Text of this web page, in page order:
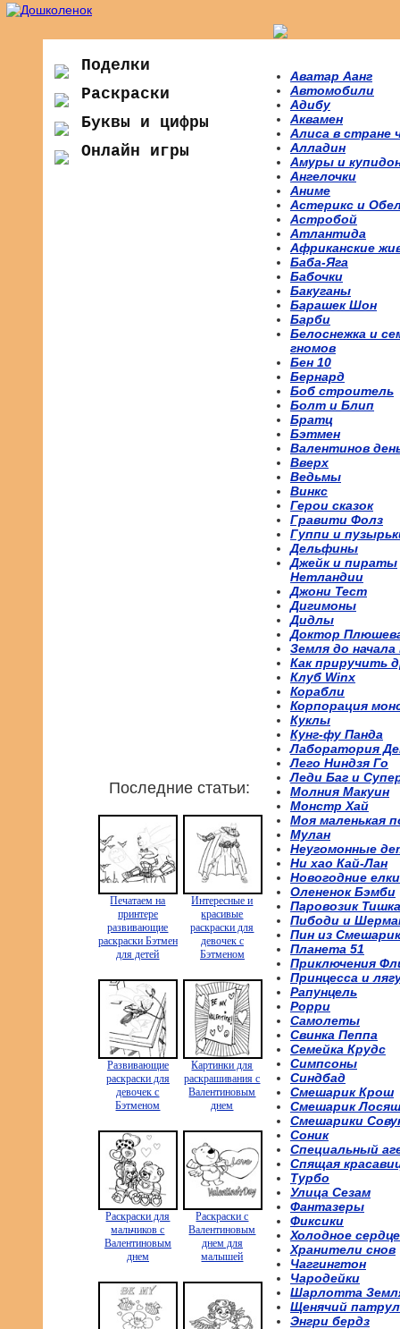
Поделки
Раскраски
Буквы и цифры
Онлайн игры
Последние статьи:
Печатаем на
принтере
развивающие
раскраски Бэтмен
для детей
Интересные и
красивые
раскраски для
девочек с
Бэтменом
Развивающие
раскраски для
девочек с
Бэтменом
Картинки для
раскрашивания с
Валентиновым
днем
Раскраски для
мальчиков с
Валентиновым
днем
Раскраски с
Валентиновым
днем для
малышей
Аватар Аанг
Автомобили
Адибу
Аквамен
Алиса в стране
Алладин
Амуры и
Ангелочки
Аниме
Астерикс и
Астробой
Атлантида
Африканские
Баба-Яга
Бабочки
Бакуганы
Барашек Шон
Барби
Белоснежка и
гномов
Бен 10
Бернард
Боб строитель
Болт и Блип
Братц
Бэтмен
Валентинов
Вверх
Ведьмы
Винкс
Герои сказок
Гравити Фолз
Гуппи и
Дельфины
Джейк и пираты
Нетландии
Джони Тест
Дигимоны
Дидлы
Доктор
Земля до начала
Как приручить
Клуб Winx
Корабли
Корпорация
Куклы
Кунг-фу Панда
Лаборатория
Лего Ниндзя Го
Леди Баг и
Молния Макуин
Монстр Хай
Моя маленькая
Мулан
Неугомонные
Ни хао Кай-Лан
Новогодние елки
Олененок Бэмби
Паровозик Тишка
Пибоди и
Пин из
Планета 51
Приключения
Принцесса и
Рапунцель
Рорри
Самолеты
Свинка Пеппа
Семейка Крудс
Симпсоны
Синдбад
Смешарик Крош
Смешарик Лосяш
Смешарики
Соник
Специальный
Спящая
Турбо
Улица Сезам
Фантазеры
Фиксики
Холодное сердце
Хранители снов
Чаггингтон
Чародейки
Шарлотта
Щенячий
Энгри бердз